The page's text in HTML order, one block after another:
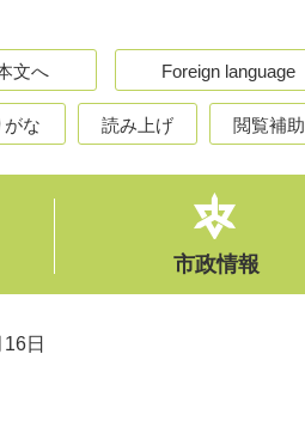
文へ Foreign language
がな 読み上げ 閲覧補助
市政情報
日